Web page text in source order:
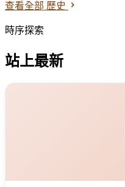
查看全部 歷史
時序探索
站上最新